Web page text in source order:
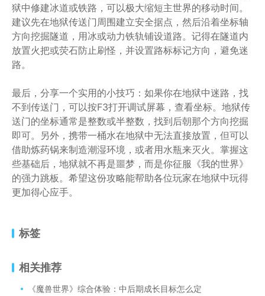
狱中修建冰道或铁路，可以极大缩短主世界的移动时间。
建议先在地狱传送门周围建立安全据点，然后沿着坐标轴
方向挖掘隧道，用冰或动力铁轨铺设道路。记得在隧道内
放置火把或荧石防止刷怪，并设置路标标记方向，避免迷
路。
最后，分享一个实用的小技巧：如果你在地狱中迷路，找
不到传送门，可以按F3打开调试屏幕，查看坐标。地狱传
送门的坐标通常是整数或半整数，找到后朝那个方向挖掘
即可。另外，携带一桶水在地狱中无法直接放置，但可以
借助炼药锅来制造潮湿环境，或者用水瓶来灭火。掌握这
些基础后，地狱就不再是噩梦，而是你征服《我的世界》
的强力跳板。希望这份攻略能帮助各位玩家在地狱中玩得
更加得心应手。
标签
相关推荐
《魔兽世界》综合体验：中后期成长目标怎么定